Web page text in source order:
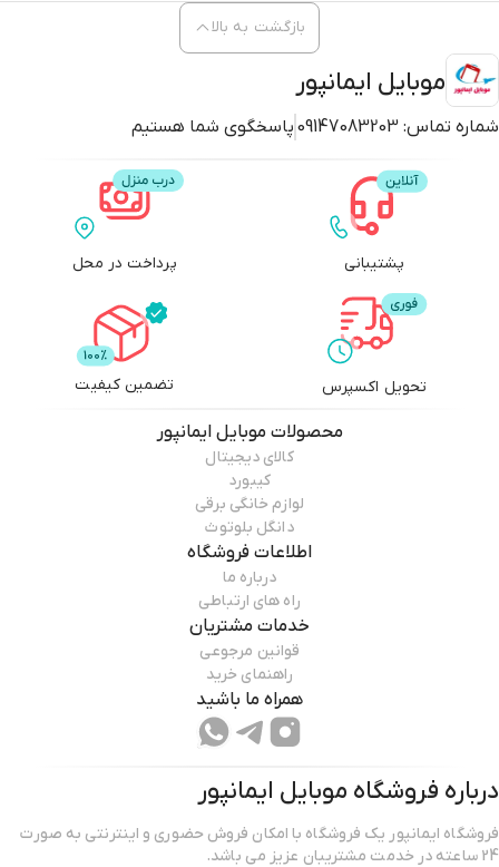
موبایل ایمانپور
شماره تماس: 09147083203 پاسخگوی شما هستیم
بازگشت به بالا
پشتیبانی پرداخت در محل
تحویل اکسپرس تضمین کیفیت
محصولاتموبایل ایمانپور
کالای دیجیتال
کیبورد
لوازم خانگی برقی
دانگل بلوتوث
اطلاعات فروشگاه
درباره ما
راه های ارتباطی
خدمات مشتریان
قوانین مرجوعی
راهنمای خرید
همراه ما باشید
درباره فروشگاه موبایل ایمانپور
فروشگاه ایمانپور یک فروشگاه با امکان فروش حضوری و اینترنتی به صورت
24 ساعته در خدمت مشتریبان عزیز می باشد.